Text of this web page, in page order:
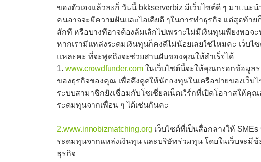
ของตัวเองแล้วละก็ วันนี้ bkkserverbiz มีเว็บไซต์ดี ๆ มาแนะ
คนอาจจะมีความฝันและไอเดียดี ๆในการทำธุรกิจ แต่สุดท้ายก็
สักที หรือบางทีอาจต้องล้มเลิกไปเพราะไม่มีเงินทุนเพียงพอจะ
หากเรามีแหล่งระดมเงินทุนก็คงดีไม่น้อยเลยใช่ไหมคะ เว็บไ
แหละคะ ที่จะพูดถึงจะช่วยสานฝันของคุณให้สำเร็จได้
1. www.crowdfunder.com ในเว็บไซต์นี้จะให้คุณกรอกข้อมูลร
ของธุรกิจของคุณ เพื่อดึงดูดให้นักลงทุนในเครือข่ายของเว็บไ
ระบบสามาชิกยังเชื่อมกับโซเชี่ยลเน็ตเวิร์กที่เปิดโอกาสให้คุ
ระดมทุนจากเพื่อน ๆ ได้เช่นกันคะ
2.www.innobizmatching.org เว็บไซต์ที่เป็นสื่อกลางให้ SMEs
ระดมทุนจากแหล่งเงินทุน และบริษัทร่วมทุน โดยในเว็บจะมี
ธุรกิจ